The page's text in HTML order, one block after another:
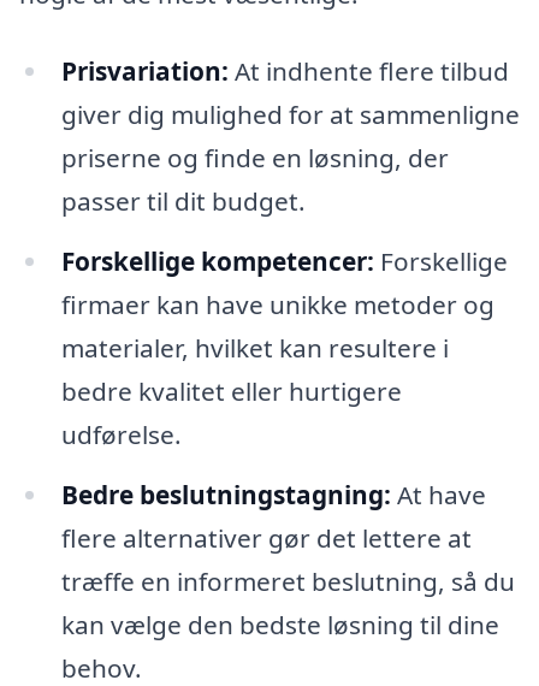
Prisvariation: At indhente flere tilbud
giver dig mulighed for at sammenligne
priserne og finde en løsning, der
passer til dit budget.
Forskellige kompetencer: Forskellige
firmaer kan have unikke metoder og
materialer, hvilket kan resultere i
bedre kvalitet eller hurtigere
udførelse.
Bedre beslutningstagning: At have
flere alternativer gør det lettere at
træffe en informeret beslutning, så du
kan vælge den bedste løsning til dine
behov.